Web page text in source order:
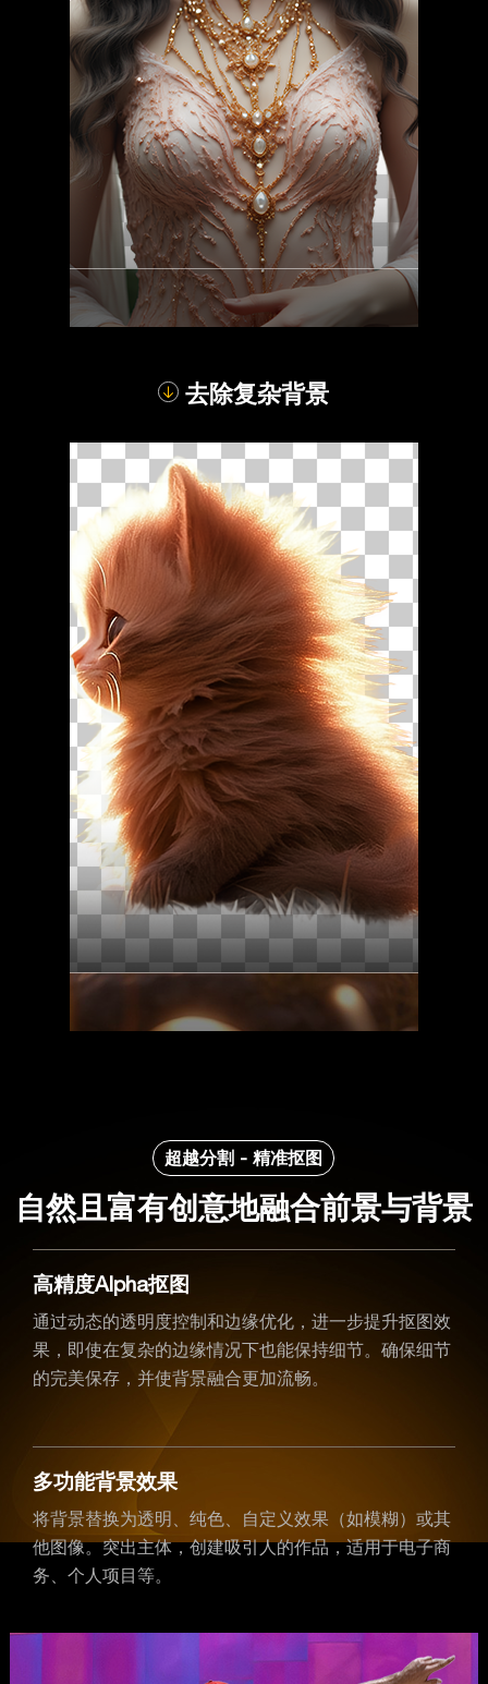
去除复杂背景
超越分割 - 精准抠图
自然且富有创意地融合前景与背景
高精度Alpha抠图
通过动态的透明度控制和边缘优化，进一步提升抠图效
果，即使在复杂的边缘情况下也能保持细节。确保细节
的完美保存，并使背景融合更加流畅。
多功能背景效果
将背景替换为透明、纯色、自定义效果（如模糊）或其
他图像。突出主体，创建吸引人的作品，适用于电子商
务、个人项目等。